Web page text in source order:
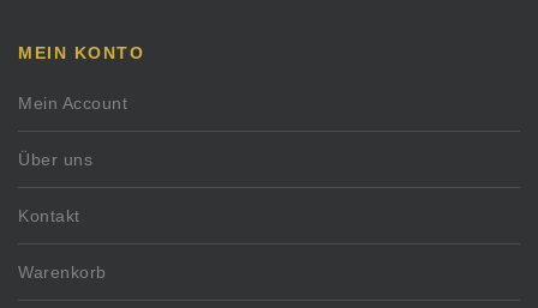
MEIN KONTO
Mein Account
Über uns
Kontakt
Warenkorb